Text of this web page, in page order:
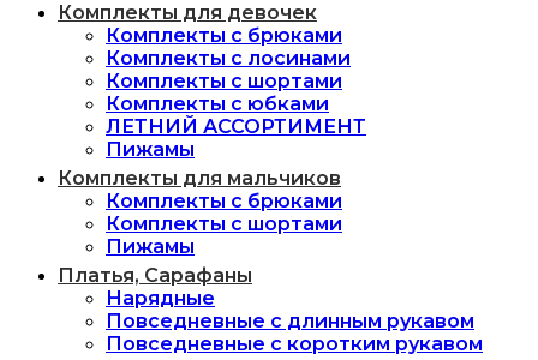
Комплекты для девочек
Комплекты с брюками
Комплекты с лосинами
Комплекты с шортами
Комплекты с юбками
ЛЕТНИЙ АССОРТИМЕНТ
Пижамы
Комплекты для мальчиков
Комплекты с брюками
Комплекты с шортами
Пижамы
Платья, Сарафаны
Нарядные
Повседневные с длинным рукавом
Повседневные с коротким рукавом